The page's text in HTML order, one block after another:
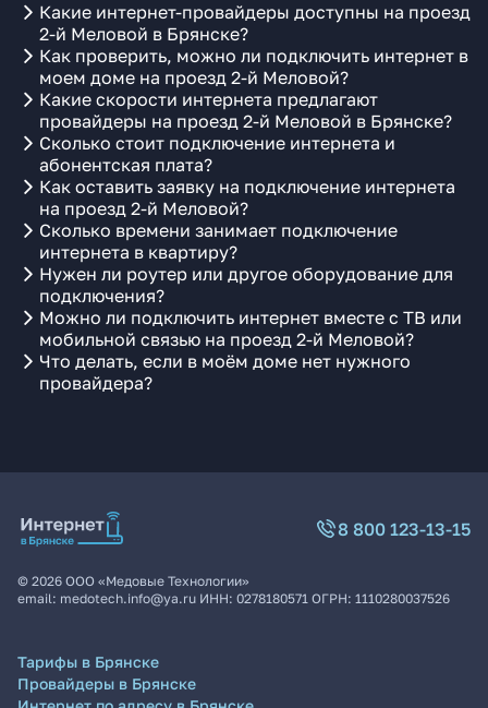
Какие интернет-провайдеры доступны на проезд
2-й Меловой в Брянске?
Как проверить, можно ли подключить интернет в
моем доме на проезд 2-й Меловой?
Какие скорости интернета предлагают
провайдеры на проезд 2-й Меловой в Брянске?
Сколько стоит подключение интернета и
абонентская плата?
Как оставить заявку на подключение интернета
на проезд 2-й Меловой?
Сколько времени занимает подключение
интернета в квартиру?
Нужен ли роутер или другое оборудование для
подключения?
Можно ли подключить интернет вместе с ТВ или
мобильной связью на проезд 2-й Меловой?
Что делать, если в моём доме нет нужного
провайдера?
8 800 123-13-15
© 2026 ООО «Медовые Технологии»
email: medotech.info@ya.ru ИНН: 0278180571 ОГРН: 1110280037526
Тарифы в Брянске
Провайдеры в Брянске